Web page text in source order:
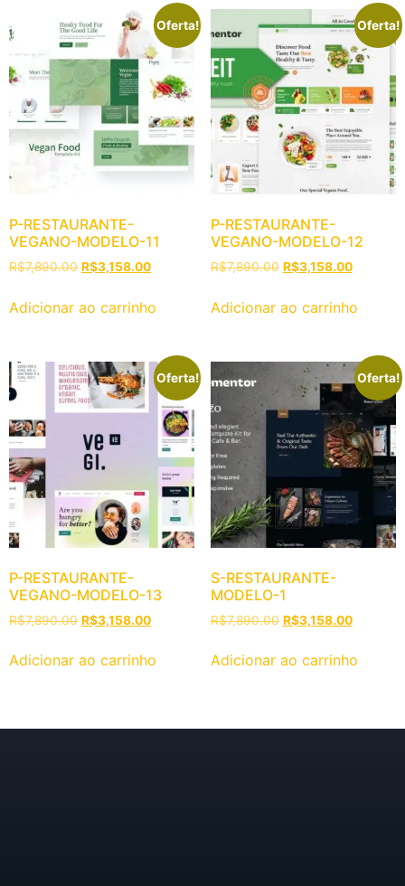
Oferta!
P-RESTAURANTE-
VEGANO-MODELO-11
R$7,890.00 R$3,158.00
Adicionar ao carrinho
Oferta!
P-RESTAURANTE-
VEGANO-MODELO-12
R$7,890.00 R$3,158.00
Adicionar ao carrinho
Oferta!
P-RESTAURANTE-
VEGANO-MODELO-13
R$7,890.00 R$3,158.00
Adicionar ao carrinho
Oferta!
S-RESTAURANTE-
MODELO-1
R$7,890.00 R$3,158.00
Adicionar ao carrinho